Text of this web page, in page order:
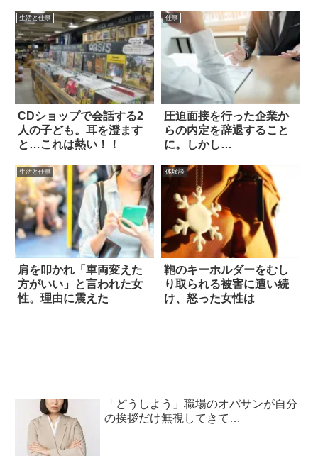
生活と仕事
CDショップで会話する2
人の子ども。耳を澄ます
と…これは熱い！！
仕事
圧迫面接を行った企業か
らの内定を辞退すること
に。しかし…
生活と仕事
肩を叩かれ「車両変えた
方がいい」と言われた女
性。理由に震えた
体験談
鞄のキーホルダーをむし
り取られる被害に遭い続
け、怒った女性は
「どうしよう」職場のオバサンが自分
の挨拶だけ無視してきて…